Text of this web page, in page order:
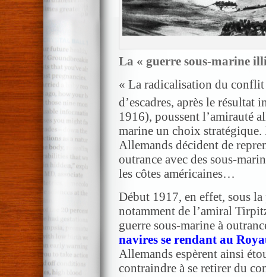
La « guerre sous-marine
« La radicalisation du conflit
d’escadres, après le résultat
1916), poussent l’amirauté
marine un choix
Allemands décident de
outrance avec des sous-
les côtes américaines…
Début 1917, en effet, sous
notamment de l’amiral
guerre sous-marine à
navires se rendant au
Allemands espèrent ainsi
contraindre à se retirer du